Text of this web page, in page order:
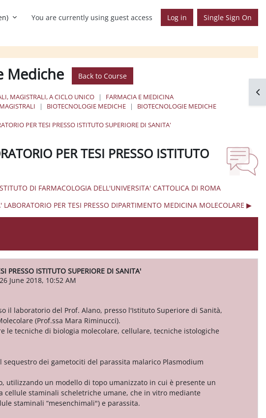
You are currently using guest access Log in Single Sign On
Mediche Back to Course
MAGISTRALI, A CICLO UNICO
FARMACIA E MEDICINA
BIOTECNOLOGIE MEDICHE
BIOTECNOLOGIE MEDICHE
PER TESI PRESSO ISTITUTO SUPERIORE DI SANITA'
PER TESI PRESSO ISTITUTO
DI FARMACOLOGIA DELL'UNIVERSITA' CATTOLICA DI ROMA
LABORATORIO PER TESI PRESSO DIPARTIMENTO MEDICINA MOLECOLARE ▶︎
PRESSO ISTITUTO SUPERIORE DI SANITA'
June 2018, 10:52 AM
il laboratorio del Prof. Alano, presso l'Istituto Superiore di Sanità,
(Prof.ssa Mara Riminucci).
le tecniche di biologia molecolare, cellulare, tecniche istologiche
dei gametociti del parassita malarico Plasmodium
utilizzando un modello di topo umanizzato in cui è presente un
cellule staminali scheletriche umane, che in vitro mediante
staminali “mesenchimali") e parassita.